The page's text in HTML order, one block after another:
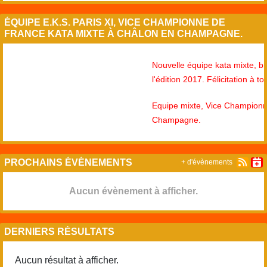
ÉQUIPE E.K.S. PARIS XI, VICE CHAMPIONNE DE
FRANCE KATA MIXTE À CHÂLON EN CHAMPAGNE.
Nouvelle équipe kata mixte,
l'édition 2017. Félicitation à tous
Equipe mixte, Vice
Champagne.
PROCHAINS ÉVÉNEMENTS
Aucun évènement à afficher.
+ d'évènements
DERNIERS RÉSULTATS
Aucun résultat à afficher.